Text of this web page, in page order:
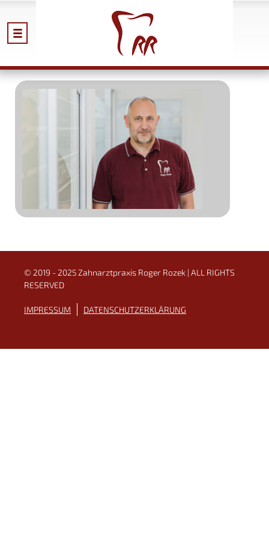
© 2019 - 2025 Zahnarztpraxis Roger Rozek | ALL RIGHTS
RESERVED
IMPRESSUM DATENSCHUTZERKLÄRUNG